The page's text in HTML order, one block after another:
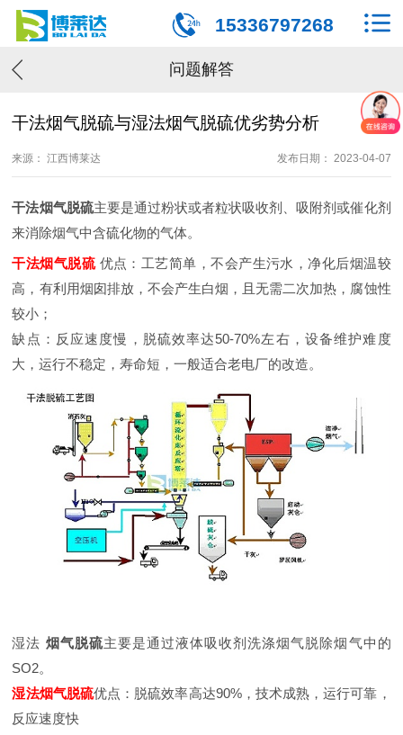
15336797268
问题解答
干法烟气脱硫与湿法烟气脱硫优劣势分析
来源： 江西博莱达 发布日期： 2023-04-07
干法烟气脱硫主要是通过粉状或者粒状吸收剂、吸附剂或催化剂
来消除烟气中含硫化物的气体。
干法烟气脱硫 优点：工艺简单，不会产生污水，净化后烟温较
高，有利用烟囱排放，不会产生白烟，且无需二次加热，腐蚀性
较小；
缺点：反应速度慢，脱硫效率达50-70%左右，设备维护难度
大，运行不稳定，寿命短，一般适合老电厂的改造。
湿法 烟气脱硫主要是通过液体吸收剂洗涤烟气脱除烟气中的
SO2。
湿法烟气脱硫优点：脱硫效率高达90%，技术成熟，运行可靠，
反应速度快